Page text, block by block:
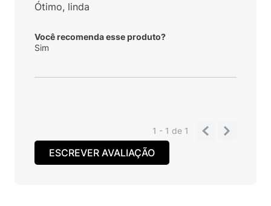
Ótimo, linda
Você recomenda esse produto?
Sim
1 - 1de 1
ESCREVER AVALIAÇÃO